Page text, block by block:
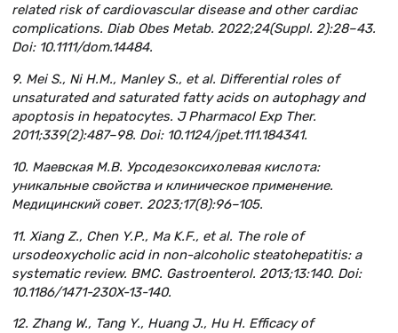
related risk of cardiovascular disease and other cardiac
complications. Diab Obes Metab. 2022;24(Suppl. 2):28–43.
Doi: 10.1111/dom.14484.
9. Mei S., Ni H.M., Manley S., et al. Differential roles of
unsaturated and saturated fatty acids on autophagy and
apoptosis in hepatocytes. J Pharmacol Exp Ther.
2011;339(2):487–98. Doi: 10.1124/jpet.111.184341.
10. Маевская М.В. Урсодезоксихолевая кислота:
уникальные свойства и клиническое применение.
Медицинский совет. 2023;17(8):96–105.
11. Xiang Z., Chen Y.P., Ma K.F., et al. The role of
ursodeoxycholic acid in non-alcoholic steatohepatitis: a
systematic review. BMC. Gastroenterol. 2013;13:140. Doi:
10.1186/1471-230X-13-140.
12. Zhang W., Tang Y., Huang J., Hu H. Efficacy of